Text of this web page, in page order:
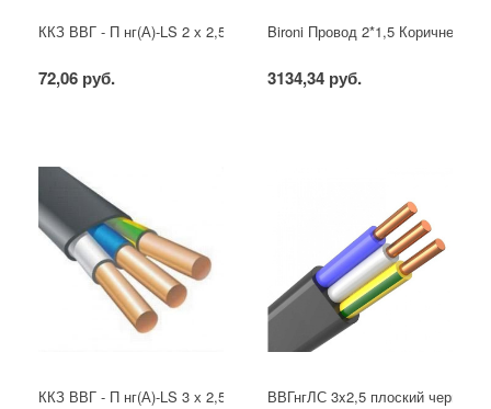
ККЗ ВВГ - П нг(А)-LS 2 х 2,5 ГОСТ
72,06 руб.
Bironi Провод 2*1,5 Коричневый
3134,34 руб.
ККЗ ВВГ - П нг(А)-LS 3 х 2,5 ГОСТ ВВГнгЛС 3x2,5 плоский черный